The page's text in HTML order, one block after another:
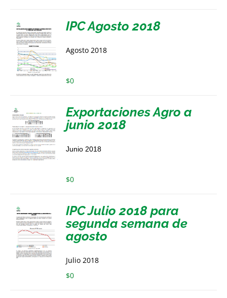
IPC Agosto 2018
Agosto 2018
$0
Exportaciones Agro a
junio 2018
Junio 2018
$0
IPC Julio 2018 para
segunda semana de
agosto
Julio 2018
$0